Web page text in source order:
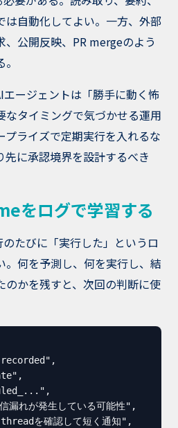
は自動化してよい。一方、外部
公開反映、PR mergeのよう
ージェントは「勝手に動く怖
なタイミングで気づかせる運用
ライズで定期実行を入れるな
先に承認境界を設計するべき
をログで学習する
たびに「実行した」というロ
。何を予測し、何を実行し、結
のかを残すと、次回の判断に使
れが発生している可能性",
を確認して短く通知",